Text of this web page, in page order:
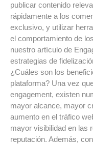
publicar contenido
rápidamente a los
exclusivo, y utilizar
el comportamiento de
nuestro artículo de
estrategias de
¿Cuáles son los
plataforma? Una vez
engagement, existen
mayor alcance, mayor
aumento en el tráfico
mayor visibilidad en las
reputación. Además,